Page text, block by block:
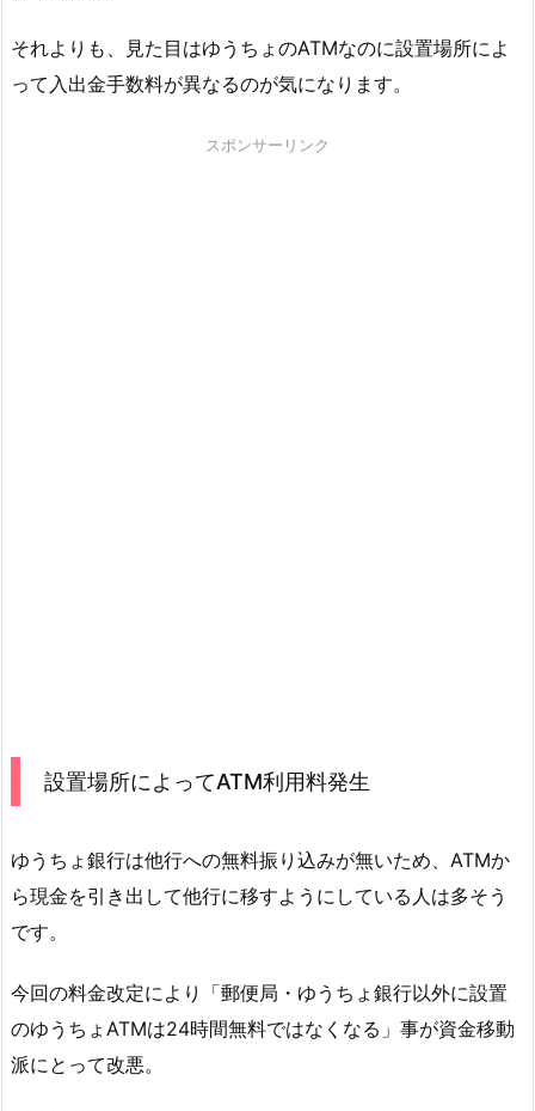
それよりも、見た目はゆうちょのATMなのに設置場所によ
って入出金手数料が異なるのが気になります。
スポンサーリンク
設置場所によってATM利用料発生
ゆうちょ銀行は他行への無料振り込みが無いため、ATMか
ら現金を引き出して他行に移すようにしている人は多そう
です。
今回の料金改定により「郵便局・ゆうちょ銀行以外に設置
のゆうちょATMは24時間無料ではなくなる」事が資金移動
派にとって改悪。